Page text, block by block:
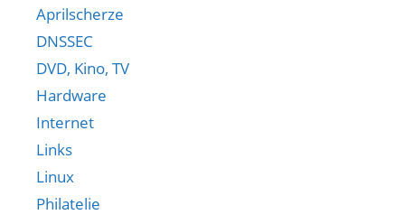
Aprilscherze
DNSSEC
DVD, Kino, TV
Hardware
Internet
Links
Linux
Philatelie